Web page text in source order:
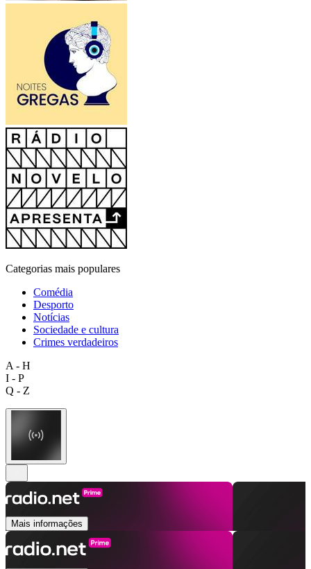
Categorias mais populares
Comédia
Desporto
Notícias
Sociedade e cultura
Crimes verdadeiros
A - H
I - P
Q - Z
Mais informações